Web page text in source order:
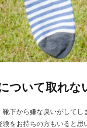
ついて取れ
靴下から嫌な臭いがして
をお持ちの方もいると